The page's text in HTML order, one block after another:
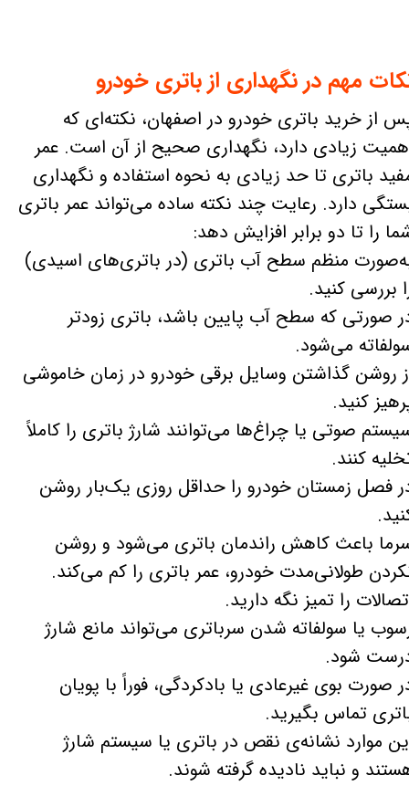
از خرید باتری خودرو در اصفهان، نکته‌ای که
زیادی دارد، نگهداری صحیح از آن است. عمر
باتری تا حد زیادی به نحوه استفاده و نگهداری
دارد. رعایت چند نکته ساده می‌تواند عمر باتری
را تا دو برابر افزایش دهد:
منظم سطح آب باتری (در باتری‌های اسیدی)
بررسی کنید.
صورتی که سطح آب پایین باشد، باتری زودتر
می‌شود.
روشن گذاشتن وسایل برقی خودرو در زمان خاموشی
کنید.
صوتی یا چراغ‌ها می‌توانند شارژ باتری را کاملاً
کنند.
فصل زمستان خودرو را حداقل روزی یک‌بار روشن
باعث کاهش راندمان باتری می‌شود و روشن
طولانی‌مدت خودرو، عمر باتری را کم می‌کند.
را تمیز نگه دارید.
یا سولفاته شدن سرباتری می‌تواند مانع شارژ
شود.
صورت بوی غیرعادی یا بادکردگی، فوراً با پویان
تماس بگیرید.
موارد نشانه‌ی نقص در باتری یا سیستم شارژ
و نباید نادیده گرفته شوند.
مهم در نگهداری از باتری خودرو